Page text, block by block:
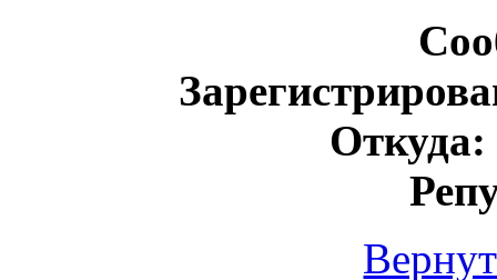
Откуда: